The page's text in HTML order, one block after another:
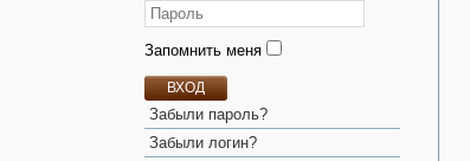
Запомнить меня
ВХОД
Забыли пароль?
Забыли логин?